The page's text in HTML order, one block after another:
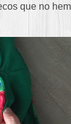
que no